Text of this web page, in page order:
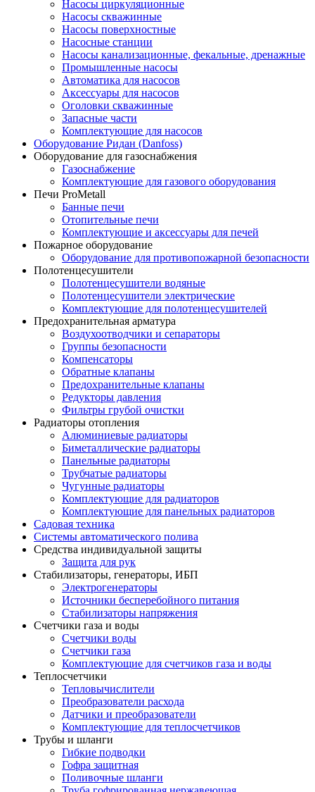
Насосы циркуляционные
Насосы скважинные
Насосы поверхностные
Насосные станции
Насосы канализационные, фекальные, дренажные
Промышленные насосы
Автоматика для насосов
Аксессуары для насосов
Оголовки скважинные
Запасные части
Комплектующие для насосов
Оборудование Ридан (Danfoss)
Оборудование для газоснабжения
Газоснабжение
Комплектующие для газового оборудования
Печи ProMetall
Банные печи
Отопительные печи
Комплектующие и аксессуары для печей
Пожарное оборудование
Оборудование для противопожарной безопасности
Полотенцесушители
Полотенцесушители водяные
Полотенцесушители электрические
Комплектующие для полотенцесушителей
Предохранительная арматура
Воздухоотводчики и сепараторы
Группы безопасности
Компенсаторы
Обратные клапаны
Предохранительные клапаны
Редукторы давления
Фильтры грубой очистки
Радиаторы отопления
Алюминиевые радиаторы
Биметаллические радиаторы
Панельные радиаторы
Трубчатые радиаторы
Чугунные радиаторы
Комплектующие для радиаторов
Комплектующие для панельных радиаторов
Садовая техника
Системы автоматического полива
Средства индивидуальной защиты
Защита для рук
Стабилизаторы, генераторы, ИБП
Электрогенераторы
Источники бесперебойного питания
Стабилизаторы напряжения
Счетчики газа и воды
Счетчики воды
Счетчики газа
Комплектующие для счетчиков газа и воды
Теплосчетчики
Тепловычислители
Преобразователи расхода
Датчики и преобразователи
Комплектующие для теплосчетчиков
Трубы и шланги
Гибкие подводки
Гофра защитная
Поливочные шланги